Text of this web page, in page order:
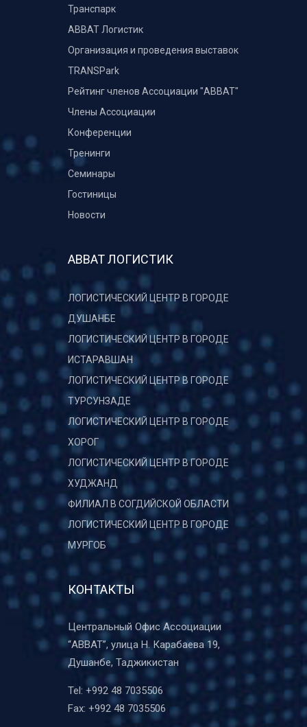
Транспарк
ABBAT Логистик
Организация и проведения выставок
TRANSPark
Рейтинг членов Ассоциации "АВВАТ"
Члены Ассоциации
Конференции
Тренинги
Семинары
Гостиницы
Новости
АВВАТ ЛОГИСТИК
ЛОГИСТИЧЕСКИЙ ЦЕНТР В ГОРОДЕ
ДУШАНБЕ
ЛОГИСТИЧЕСКИЙ ЦЕНТР В ГОРОДЕ
ИСТАРАВШАН
ЛОГИСТИЧЕСКИЙ ЦЕНТР В ГОРОДЕ
ТУРСУНЗАДЕ
ЛОГИСТИЧЕСКИЙ ЦЕНТР В ГОРОДЕ
ХОРОГ
ЛОГИСТИЧЕСКИЙ ЦЕНТР В ГОРОДЕ
ХУДЖАНД
ФИЛИАЛ В СОГДИЙСКОЙ ОБЛАСТИ
ЛОГИСТИЧЕСКИЙ ЦЕНТР В ГОРОДЕ
МУРГОБ
КОНТАКТЫ
Центральный Офис Ассоциации
“ABBAT”, улица Н. Карабаева 19,
Душанбе, Таджикистан
Tel: +992 48 7035506
Fax: +992 48 7035506